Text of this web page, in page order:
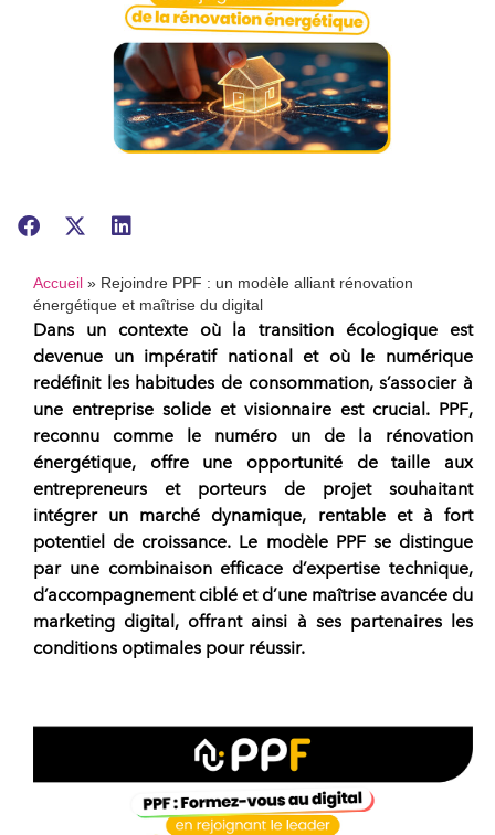
Accueil » Rejoindre PPF : un modèle alliant rénovation
énergétique et maîtrise du digital
Dans un contexte où la transition écologique est
devenue un impératif national et où le numérique
redéfinit les habitudes de consommation, s’associer à
une entreprise solide et visionnaire est crucial. PPF,
reconnu comme le numéro un de la rénovation
énergétique, offre une opportunité de taille aux
entrepreneurs et porteurs de projetsouhaitant
intégrer un marché dynamique, rentable et à fort
potentiel de croissance. Le modèle PPFse distingue
par une combinaison efficace d’expertise technique,
d’accompagnement ciblé et d’une maîtrise avancée du
marketing digital, offrant ainsi à ses partenaires les
conditions optimales pour réussir.